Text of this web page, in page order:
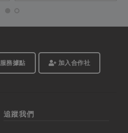
淺綠或墨綠閃閃散發光
石。彌陀，這個濱海小
博仁成長的藍調時光。
服務據點 加入合作社
追蹤我們